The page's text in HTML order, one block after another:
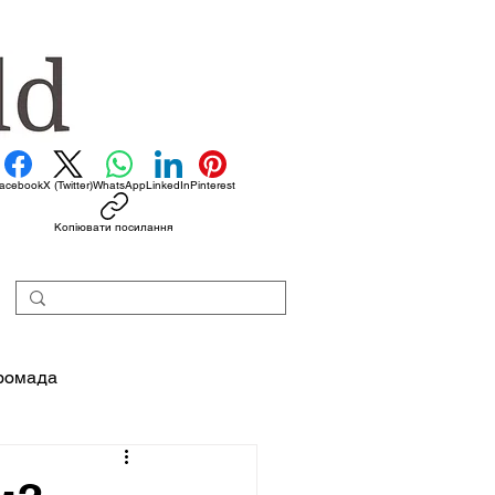
X (Twitter)WhatsAppLinkedInPinterest
Копіювати посилання